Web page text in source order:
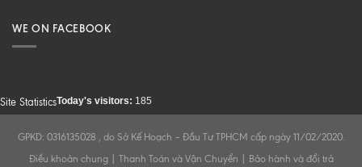
WE ON FACEBOOK
Site StatisticsToday's visitors: 185
GPKD: 0316135028 , do Sở Kế Hoạch – Đầu Tư TPHCM cấp ngày 11/02/2020.
Điều khoản chung| Thanh Toán và Vận Chuyển Bảo hành và đổi trả